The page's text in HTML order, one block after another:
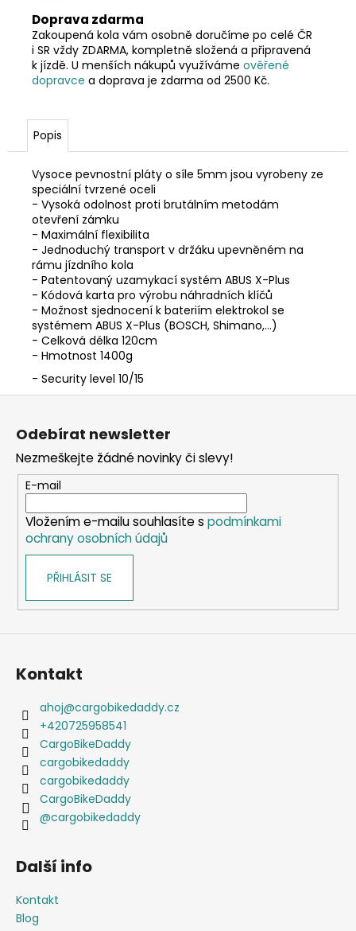
Doprava zdarma
Zakoupená kola vám osobně doručíme po celé ČR
i SR vždy ZDARMA, kompletně složená a připravená
k jízdě. U menších nákupů využíváme ověřené
dopravce a doprava je zdarma od 2500 Kč.
Popis
Vysoce pevnostní pláty o síle 5mm jsou vyrobeny ze
speciální tvrzené oceli
- Vysoká odolnost proti brutálním metodám
otevření zámku
- Maximální flexibilita
- Jednoduchý transport v držáku upevněném na
rámu jízdního kola
- Patentovaný uzamykací systém ABUS X-Plus
- Kódová karta pro výrobu náhradních klíčů
- Možnost sjednocení k bateriím elektrokol se
systémem ABUS X-Plus (BOSCH, Shimano,...)
- Celková délka 120cm
- Hmotnost 1400g
- Security level 10/15
Z
Odebírat newsletter
Nezmeškejte žádné novinky či slevy!
E-mail
Vložením e-mailu souhlasíte s podmínkami
ochrany osobních údajů
PŘIHLÁSIT SE
Kontakt
ahoj@cargobikedaddy.cz
+420725958541
CargoBikeDaddy
cargobikedaddy
cargobikedaddy
CargoBikeDaddy
@cargobikedaddy
Další info
Kontakt
Blog